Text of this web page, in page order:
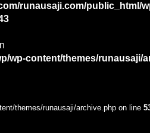
runausaji.com/public_html/
wp-content/themes/runausaji/
themes/runausaji/archive.php on line